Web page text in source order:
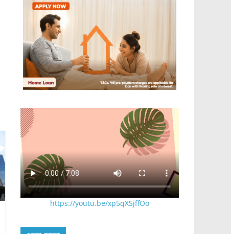
https://youtu.be/xp5qXSjffOo